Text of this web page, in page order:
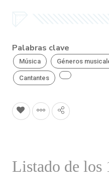
Palabras clave
Música Géneros
Cantantes
Listado de los